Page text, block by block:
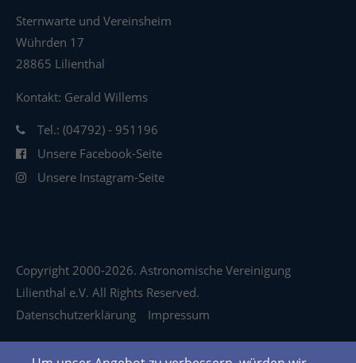
Sternwarte und Vereinsheim
Wührden 17
28865 Lilienthal
Kontakt: Gerald Willems
Tel.: (04792) - 951196
Unsere Facebook-Seite
Unsere Instagram-Seite
Copyright 2000-2026. Astronomische Vereinigung
Lilienthal e.V. All Rights Reserved.
Datenschutzerklärung
Impressum